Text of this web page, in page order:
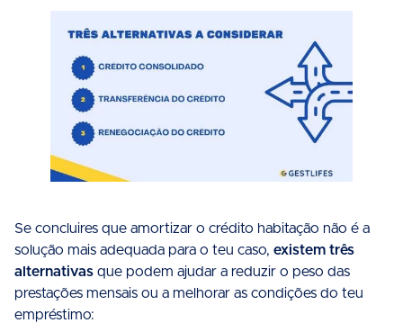
Se concluires que amortizar o crédito habitação não é a
solução mais adequada para o teu caso, existem três
alternativas que podem ajudar a reduzir o peso das
prestações mensais ou a melhorar as condições do teu
empréstimo: